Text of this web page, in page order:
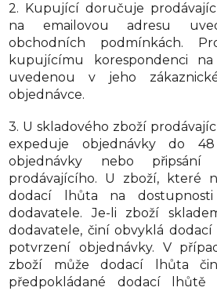
2. Kupující doručuje
na emailovou adresu
obchodních podmínkách.
kupujícímu korespondenci
uvedenou v jeho
objednávce.
3. U skladového zboží
expeduje objednávky do
objednávky nebo
prodávajícího. U zboží, které
dodací lhůta na
dodavatele. Je-li zboží
dodavatele, činí obvyklá
potvrzení objednávky. V
zboží může dodací lhůta
předpokládané dodací